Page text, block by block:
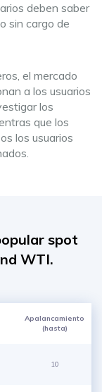
deben saber
sin cargo de
el mercado
a los usuarios
los
que los
los usuarios
spot
WTI.
Apalancamiento
(hasta)
10